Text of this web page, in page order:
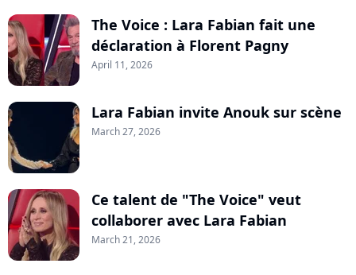
The Voice : Lara Fabian fait une
déclaration à Florent Pagny
April 11, 2026
Lara Fabian invite Anouk sur scène
March 27, 2026
Ce talent de "The Voice" veut
collaborer avec Lara Fabian
March 21, 2026